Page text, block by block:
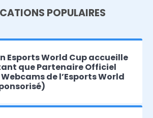
POPULAIRES
Esports World Cup accueille
tant que Partenaire Officiel
de l’Esports World